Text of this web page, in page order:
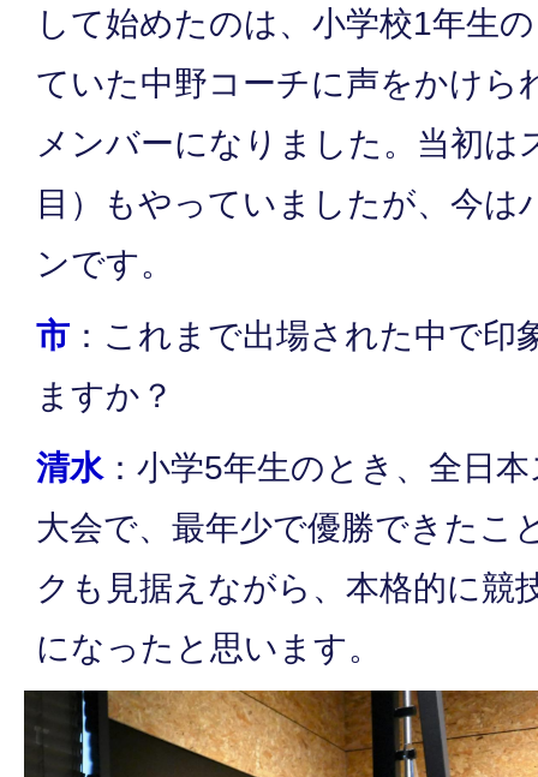
して始めたのは、小学校1年生
ていた中野コーチに声をかけら
メンバーになりました。当初は
目）もやっていましたが、今は
ンです。
市 ：これまで出場された中で印
ますか？
清水：小学5年生のとき、全日
大会で、最年少で優勝できたこ
クも見据えながら、本格的に競
になったと思います。